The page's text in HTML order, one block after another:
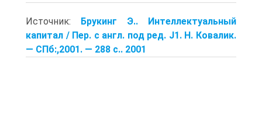
Источник: Брукинг Э.. Интеллектуальный
капитал / Пер. с англ. под ред. J1. Н. Ковалик.
— СПб:,2001. — 288 с.. 2001